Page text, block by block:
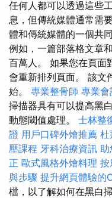
任何人都可以透過這些
息，但傳統媒體通常需
體和傳統媒體的一個共
例如，一篇部落格文章
百萬人。 如果您在頁面
會重新排列頁面。 該文
始。 專業整骨師 專業會
掃描器具有可以提高黑
動態閾值處理。 士林整
證 用戶口碑外燴推薦 杜
壓課程 牙科治療資訊 助
正 歐式風格外燴料理 按
與步驟 提升網頁體驗的
檔，以了解如何在黑白